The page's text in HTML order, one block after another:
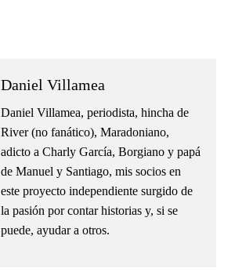
Daniel Villamea
Daniel Villamea, periodista, hincha de
River (no fanático), Maradoniano,
adicto a Charly García, Borgiano y papá
de Manuel y Santiago, mis socios en
este proyecto independiente surgido de
la pasión por contar historias y, si se
puede, ayudar a otros.